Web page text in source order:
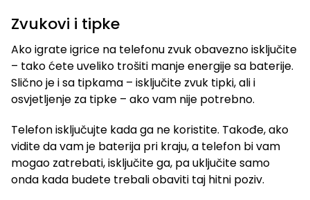
Zvukovi i tipke
Ako igrate igrice na telefonu zvuk obavezno isključite
– tako ćete uveliko trošiti manje energije sa baterije.
Slično je i sa tipkama – isključite zvuk tipki, ali i
osvjetljenje za tipke – ako vam nije potrebno.
Telefon isključujte kada ga ne koristite. Takođe, ako
vidite da vam je baterija pri kraju, a telefon bi vam
mogao zatrebati, isključite ga, pa uključite samo
onda kada budete trebali obaviti taj hitni poziv.